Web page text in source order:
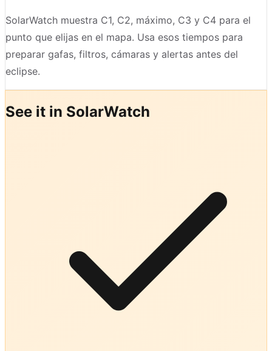
SolarWatch muestra C1, C2, máximo, C3 y C4 para el
punto que elijas en el mapa. Usa esos tiempos para
preparar gafas, filtros, cámaras y alertas antes del
eclipse.
See it in SolarWatch